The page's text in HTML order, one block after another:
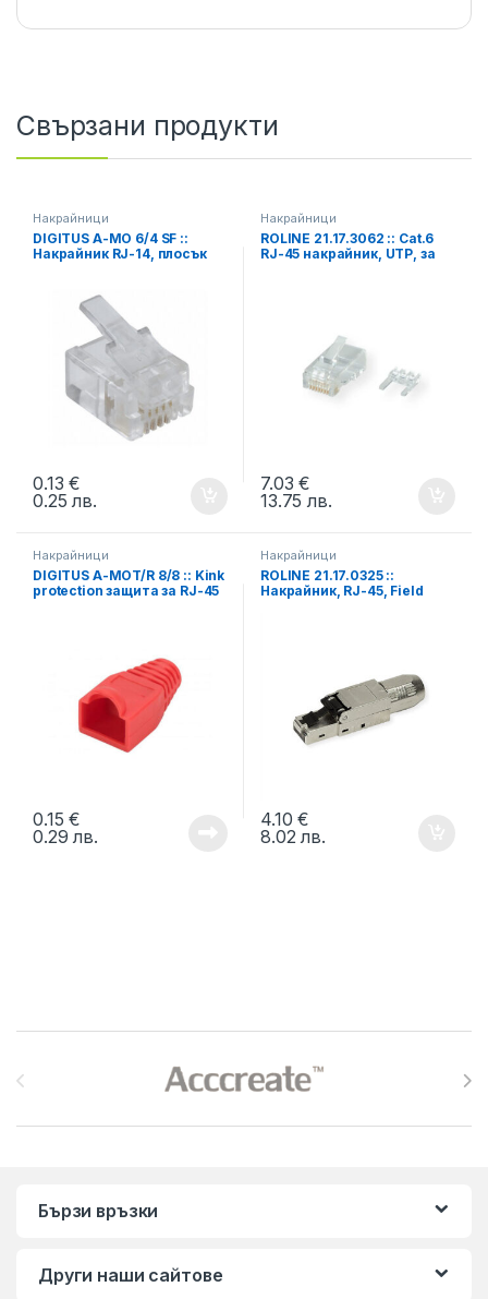
Свързани продукти
Накрайници
DIGITUS A-MO 6/4 SF ::
Накрайник RJ-14, плосък
0.13€
0.25лв.
Накрайници
ROLINE 21.17.3062 :: Cat.6
RJ-45 накрайник, UTP, за
7.03€
13.75лв.
Накрайници
DIGITUS A-MOT/R 8/8 :: Kink
protection защита за RJ-45
0.15€
0.29лв.
Накрайници
ROLINE 21.17.0325 ::
Накрайник, RJ-45, Field
4.10€
8.02лв.
Бързи връзки
Други наши сайтове